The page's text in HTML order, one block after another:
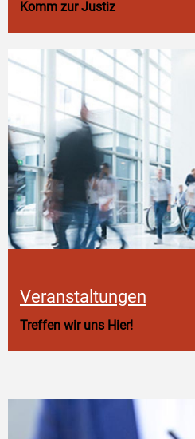
Komm zur Justiz
Veranstaltungen
Treffen wir uns Hier!